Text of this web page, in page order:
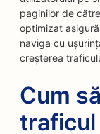
paginilor de
optimizat
naviga cu
creșterea
Cum
traficul